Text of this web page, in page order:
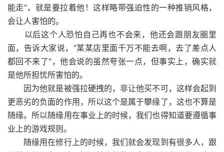
能走”，就是要拉着他！这样略带强迫性的一种推销风格，
会让人害怕的。
以后这个人恐怕自己再也不会来，他还会跟朋友圈里
面，告诉大家说，“某某店里面千万不能去啊，去了差点人
都回不来了”，他会说的虽然夸张一点，但事实上，确实就
是他所担忧所害怕的。
因为他就是被强拉硬拽的，非让他买不可，这样会起到
更恶劣的负面的作用，所以这个是属于攀缘了，这也不算是
随缘。所以随缘用在事业上的时候，我们也得知道要遵循事
业上的游戏规则。
随缘用在修行上的时候，我们就会发现到有很多人，跟